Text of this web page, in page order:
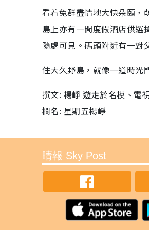
看着兔群盡情地大快朵頤，
島上亦有一間度假酒店供選
隨處可見。碼頭附近有一對
住大久野島，就像一道時光
撰文: 楊崢 遊走於名模、電
欄名: 星期五楊崢
晴報 Sky Post